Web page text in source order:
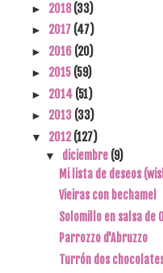
► 2018(33)
► 2017 (47)
► 2016 (20)
► 2015 (59)
► 2014 (51)
► 2013 (33)
▼ 2012(127)
▼ diciembre (9)
Mi lista de deseos
Vieiras con bechamel
Solomillo en salsa de
Parrozzo d'Abruzzo
Turrón dos